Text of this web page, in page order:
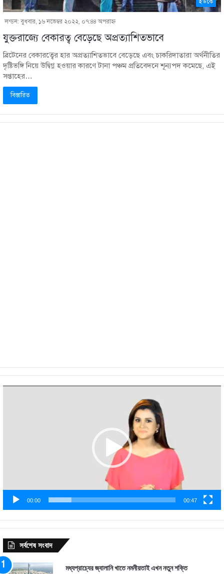
লন্ডন: বুধবার, ১৬ নভেম্বর ২০২২, ০৭:৪৪ অপরাহ্ণ
যুক্তরাজ্যে বেকারত্ব বেড়েছে অপ্রত্যাশিতভাবে
ব্রিটেনের বেকারত্বের হার অপ্রত্যাশিতভাবে বেড়েছে এবং চাকরিদাতারা অর্থনীতির
দৃষ্টিভঙ্গি নিয়ে উদ্বিগ্ন হওয়ার কারণে টানা পঞ্চম প্রতিবেদনে শূন্যপদ কমেছে, এই
সপ্তাহের…
বিস্তারিত
00:00 00:47
সর্বশেষ সংবাদ
মধ্যপ্রাচ্যের জ্বালানি খাতে নমনীয়তাই এখন নতুন শক্তি